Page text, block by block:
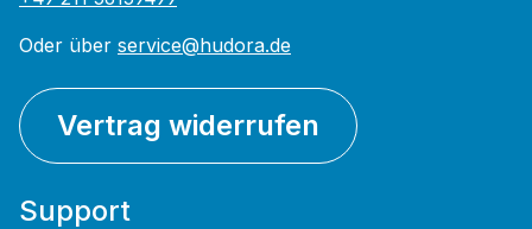
Oder über service@hudora.de
Vertrag widerrufen
Support